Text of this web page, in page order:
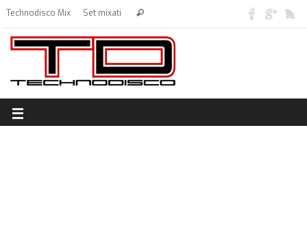
Technodisco Mix Set mixati